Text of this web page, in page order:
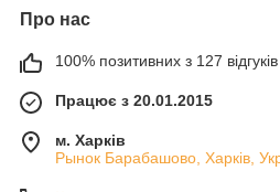
Про нас
100% позитивних з 127 відгуків
Працює з 20.01.2015
м. Харків
Рынок Барабашово, Харків,